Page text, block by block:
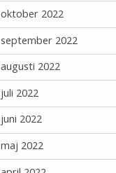
oktober 2022
september 2022
augusti 2022
juli 2022
juni 2022
maj 2022